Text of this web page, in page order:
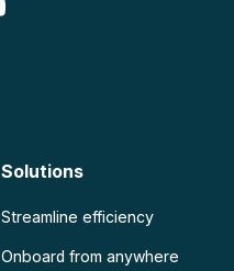
Solutions
Streamline efficiency
Onboard from anywhere